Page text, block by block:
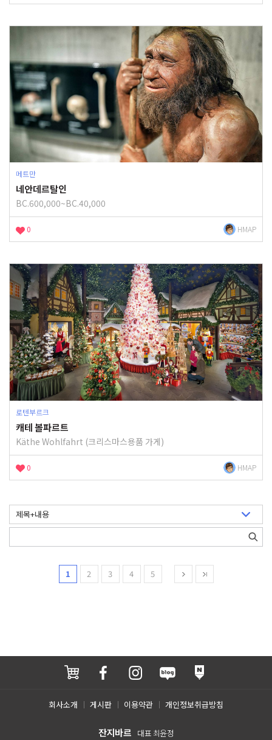
메트만
네안데르탈인
BC.600,000~BC.40,000
0 HMAP
로텐부르크
캐테 볼파르트
Käthe Wohlfahrt (크리스마스용품 가게)
0 HMAP
1 2 3 4 5
회사소개 게시판 이용약관 개인정보취급방침
잔지바르 대표 최윤정